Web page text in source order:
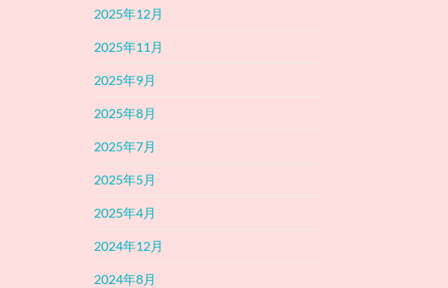
2025年12月
2025年11月
2025年9月
2025年8月
2025年7月
2025年5月
2025年4月
2024年12月
2024年8月